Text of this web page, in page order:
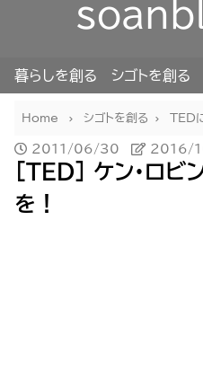
暮らしを創る シゴトを創る
Home シゴトを創る TED
2011/06/30 2016/
[TED] ケン・ロビ
を！